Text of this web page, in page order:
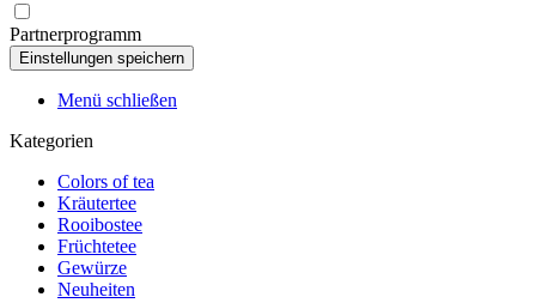
Partnerprogramm
Menü schließen
Kategorien
Colors of tea
Kräutertee
Rooibostee
Früchtetee
Gewürze
Neuheiten